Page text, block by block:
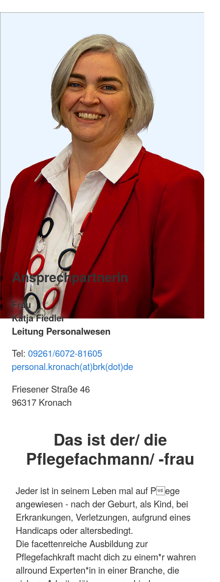
Ansprechpartnerin
Frau
Katja Fiedler
Leitung Personalwesen
Tel: 09261/6072-81605
personal.kronach(at)brk(dot)de
Friesener Straße 46
96317 Kronach
Das ist der/ die
Pflegefachmann/ -frau
Jeder ist in seinem Leben mal auf Pege
angewiesen - nach der Geburt, als Kind, bei
Erkrankungen, Verletzungen, aufgrund eines
Handicaps oder altersbedingt.
Die facettenreiche Ausbildung zur
Pflegefachkraft macht dich zu einem*r wahren
allround Experten*in in einer Branche, die